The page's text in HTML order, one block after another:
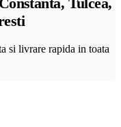
si livrare rapida in toata